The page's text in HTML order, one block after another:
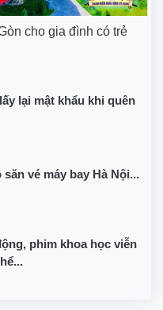
cho gia đình có trẻ
lại mật khẩu khi quên
săn vé máy bay Hà Nội...
phim khoa học viễn